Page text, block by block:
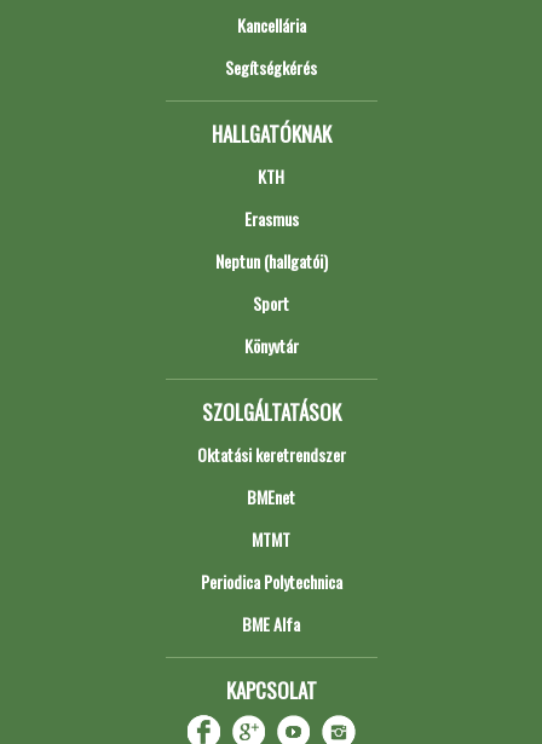
Kancellária
Segítségkérés
HALLGATÓKNAK
KTH
Erasmus
Neptun (hallgatói)
Sport
Könyvtár
SZOLGÁLTATÁSOK
Oktatási keretrendszer
BMEnet
MTMT
Periodica Polytechnica
BME Alfa
KAPCSOLAT